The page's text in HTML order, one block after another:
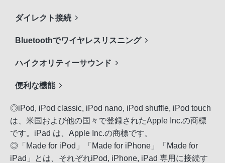
ダイレクト接続
Bluetoothでワイヤレスリスニング
ハイクオリティーサウンド
便利な機能
◎iPod, iPod classic, iPod nano, iPod shuffle, iPod touch
は、米国および他の国々で登録されたApple Inc.の商標
です。iPad は、Apple Inc.の商標です。
◎「Made for iPod」「Made for iPhone」「Made for
iPad」とは、それぞれiPod, iPhone, iPad 専用に接続す